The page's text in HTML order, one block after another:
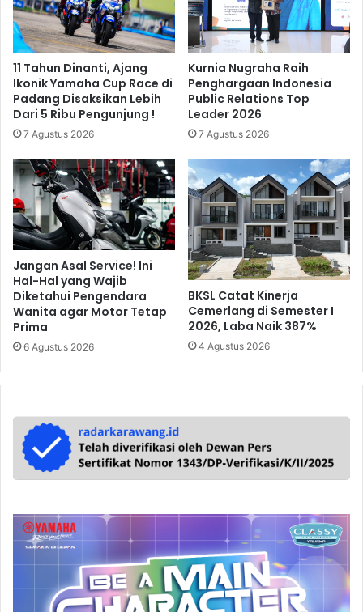
11 Tahun Dinanti, Ajang
Ikonik Yamaha Cup Race di
Padang Disaksikan Lebih
Dari 5 Ribu Pengunjung !
7 Agustus 2026
Kurnia Nugraha Raih
Penghargaan Indonesia
Public Relations Top
Leader 2026
7 Agustus 2026
Jangan Asal Service! Ini
Hal-Hal yang Wajib
Diketahui Pengendara
Wanita agar Motor Tetap
Prima
6 Agustus 2026
BKSL Catat Kinerja
Cemerlang di Semester I
2026, Laba Naik 387%
4 Agustus 2026